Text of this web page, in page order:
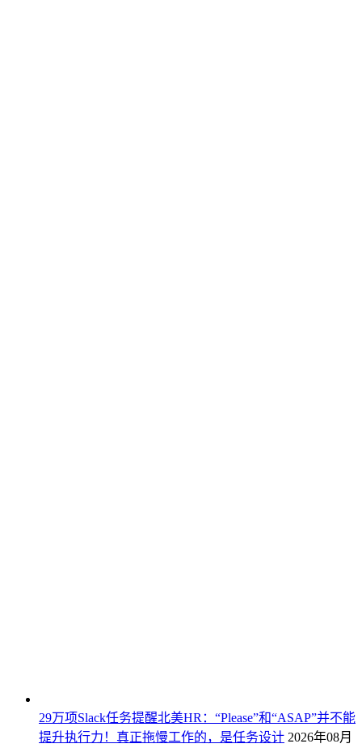
29万项Slack任务提醒北美HR：“Please”和“ASAP”并不能
提升执行力！真正拖慢工作的，是任务设计 2026年08月